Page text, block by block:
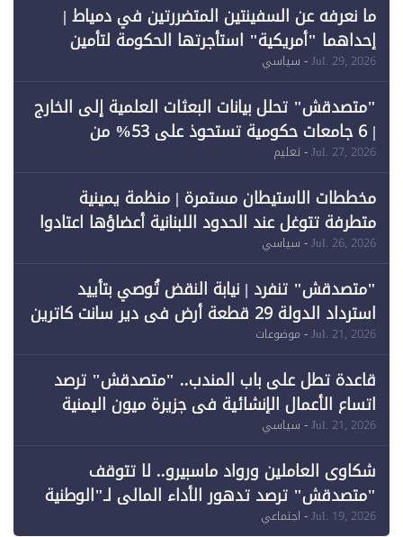
ما نعرفه عن السفينتين المتضررتين في دمياط |
إحداهما "أمريكية" استأجرتها الحكومة لتأمين
احتياجات الطاقة
Jul. 29, 2026- سياسي
"متصدقش" تحلل بيانات البعثات العلمية إلى الخارج
| 6 جامعات حكومية تستحوذ على 53% من
Jul. 27, 2026- تعليم
مخططات الاستيطان مستمرة | منظمة يمينية
متطرفة تتوغل عند الحدود اللبنانية أعضاؤها اعتادوا
خرق الحدود
Jul. 26, 2026- سياسي
"متصدقش" تنفرد | نيابة النقض تُوصي بتأييد
استرداد الدولة 29 قطعة أرض في دير سانت كاترين
وقبول طعن الحكومة جزئيًا (1)
Jul. 21, 2026- موضوعات
قاعدة تطل على باب المندب.. "متصدقش" ترصد
اتساع الأعمال الإنشائية في جزيرة ميون اليمنية
Jul. 21, 2026- سياسي
شكاوى العاملين ورواد ماسبيرو.. لا تتوقف
"متصدقش" ترصد تدهور الأداء المالي لـ"الوطنية
للإعلام"
Jul. 19, 2026- اجتماعي